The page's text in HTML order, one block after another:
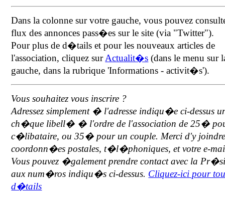
Dans la colonne sur votre gauche, vous pouvez
flux des annonces pass�es sur le site (via "Twitter").
Pour plus de d�tails et pour les nouveaux articles de
l'association, cliquez surActualit�s (dans le menu sur
gauche, dans la rubrique 'Informations - activit�s').
Vous souhaitez vous inscrire ?
Adressez simplement � l'adresse indiqu�e ci-dessus
ch�que libell� � l'ordre de l'association de 25�
c�libataire, ou 35� pour un couple. Merci d'y
coordonn�es postales, t�l�phoniques, et votre e-
Vous pouvez �galement prendre contact avec la
aux num�ros indiqu�s ci-dessus. Cliquez-ici pour
d�tails